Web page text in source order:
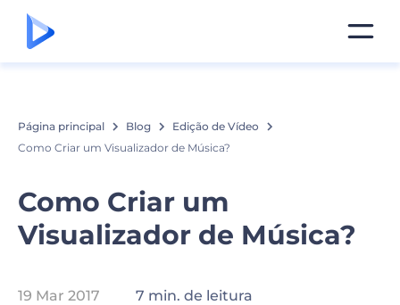
Página principal Blog
Edição de Vídeo
Como Criar um Visualizador de Música?
Como Criar um
Visualizador de Música?
19 Mar 2017 7 min. de leitura